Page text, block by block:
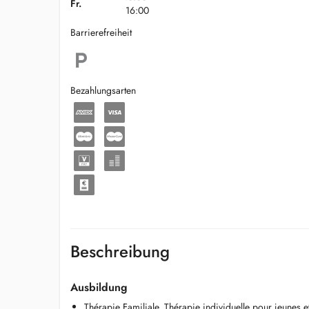
Fr.
16:00
Barrierefreiheit
Bezahlungsarten
Beschreibung
Ausbildung